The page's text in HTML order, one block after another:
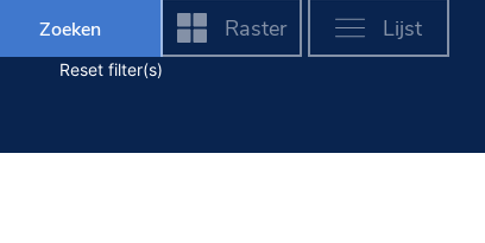
Zoeken
Reset filter(s)
Raster Lijst